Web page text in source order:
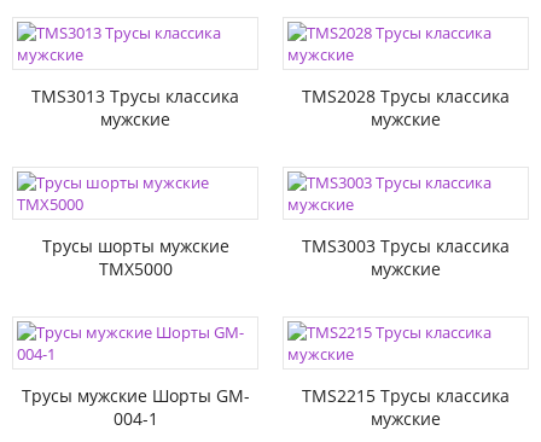
TMS3013 Трусы классика
мужские
TMS2028 Трусы классика
мужские
Трусы шорты мужские
TMX5000
TMS3003 Трусы классика
мужские
Трусы мужские Шорты GM-
004-1
TMS2215 Трусы классика
мужские